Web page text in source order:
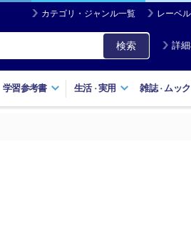
カテゴリ・ジャンル一覧 レーベ
検索 詳
学習参考書 生活・実用 雑誌・ ムック